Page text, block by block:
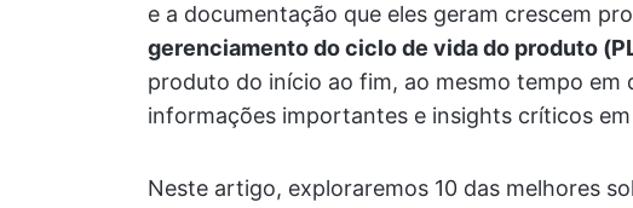
e a documentação que eles geram crescem
gerenciamento do ciclo de vida do produto
produto do início ao fim, ao mesmo tempo em
informações importantes e insights críticos
Neste artigo, exploraremos 10 das melhores